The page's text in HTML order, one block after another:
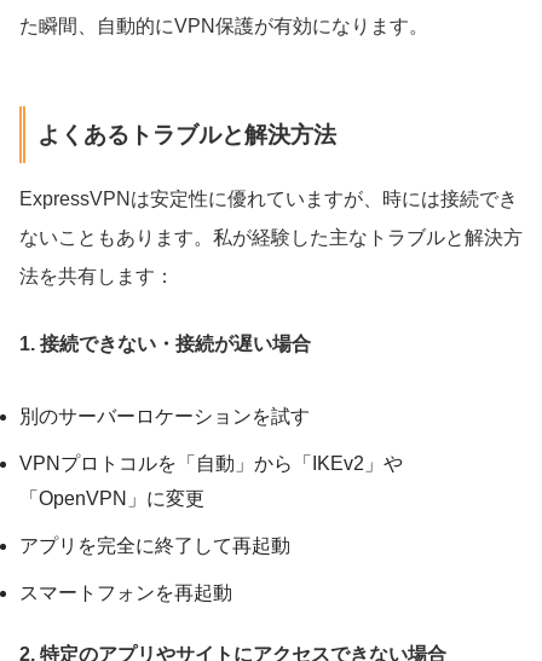
た瞬間、自動的にVPN保護が有効になります。
よくあるトラブルと解決方法
ExpressVPNは安定性に優れていますが、時には接続でき
ないこともあります。私が経験した主なトラブルと解決方
法を共有します：
1. 接続できない・接続が遅い場合
別のサーバーロケーションを試す
VPNプロトコルを「自動」から「IKEv2」や
「OpenVPN」に変更
アプリを完全に終了して再起動
スマートフォンを再起動
2. 特定のアプリやサイトにアクセスできない場合